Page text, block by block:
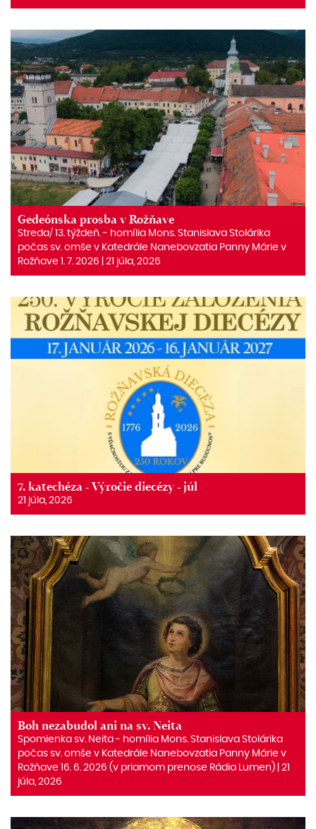
Gedeónska prosba v Rožňave
Streda/ 13. týždeň. ‒ homília Mons. Stanislava Stolárika
počas sv. omše v Katedrále Nanebovzatia Panny Márie v
Rožňave 1. 7. 2026 | 21 júla, 2026
7. katechéza - Výročie diecézy - júl
21 júla, 2026
Boh nezabudol ani na sv. Neita
Spomienka sv. Neita ‒ homília Mons. Stanislava Stolárika
počas sv. omše v Katedrále Nanebovzatia Panny Márie v
Rožňave 16. 6. 2026 (v priamom prenose Rádia Lumen) | 21
júla, 2026